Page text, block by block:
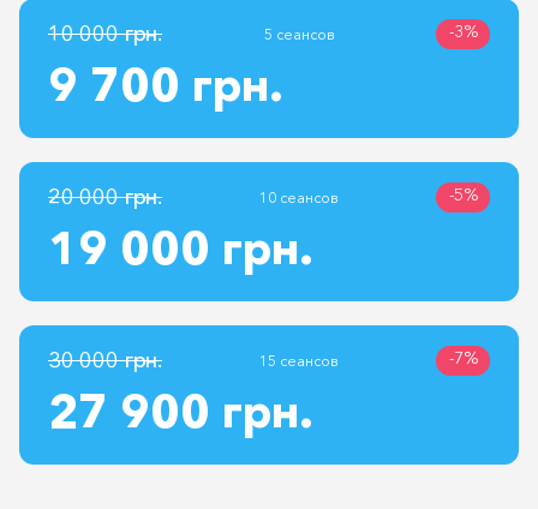
10 000 грн. 5 сеансов -3%
9 700 грн.
20 000 грн. 10 сеансов -5%
19 000 грн.
30 000 грн. 15 сеансов -7%
27 900 грн.